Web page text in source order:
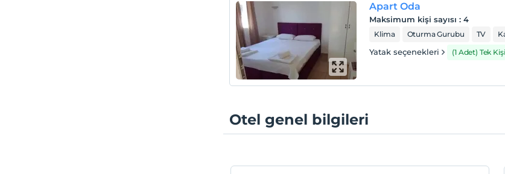
Apart Oda
Maksimum kişi sayısı :4
Klima Oturma Gurubu TV
Yatak seçenekleri (1 Adet) Tek
Otel genel bilgileri